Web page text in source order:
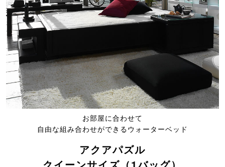
お部屋に合わせて
自由な組み合わせができるウォーターベッド
アクアパズル
クイーンサイズ（1バッグ）